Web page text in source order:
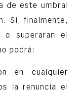
de este umbral
Si, finalmente,
o superaran el
podrá:
en cualquier
la renuncia el